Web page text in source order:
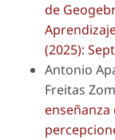
de
(2025):
Antonio
Freitas
enseñanza